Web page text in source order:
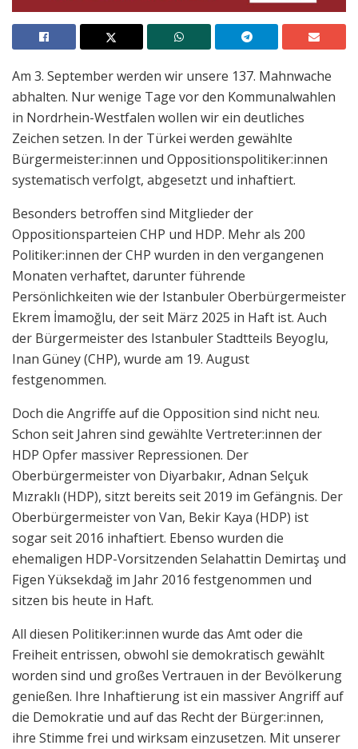
Am 3. September werden wir unsere 137. Mahnwache
abhalten. Nur wenige Tage vor den Kommunalwahlen
in Nordrhein-Westfalen wollen wir ein deutliches
Zeichen setzen. In der Türkei werden gewählte
Bürgermeister:innen und Oppositionspolitiker:innen
systematisch verfolgt, abgesetzt und inhaftiert.
Besonders betroffen sind Mitglieder der
Oppositionsparteien CHP und HDP. Mehr als 200
Politiker:innen der CHP wurden in den vergangenen
Monaten verhaftet, darunter führende
Persönlichkeiten wie der Istanbuler Oberbürgermeister
Ekrem İmamoğlu, der seit März 2025 in Haft ist. Auch
der Bürgermeister des Istanbuler Stadtteils Beyoglu,
Inan Güney (CHP), wurde am 19. August
festgenommen.
Doch die Angriffe auf die Opposition sind nicht neu.
Schon seit Jahren sind gewählte Vertreter:innen der
HDP Opfer massiver Repressionen. Der
Oberbürgermeister von Diyarbakır, Adnan Selçuk
Mızraklı (HDP), sitzt bereits seit 2019 im Gefängnis. Der
Oberbürgermeister von Van, Bekir Kaya (HDP) ist
sogar seit 2016 inhaftiert. Ebenso wurden die
ehemaligen HDP-Vorsitzenden Selahattin Demirtaş und
Figen Yüksekdağ im Jahr 2016 festgenommen und
sitzen bis heute in Haft.
All diesen Politiker:innen wurde das Amt oder die
Freiheit entrissen, obwohl sie demokratisch gewählt
worden sind und großes Vertrauen in der Bevölkerung
genießen. Ihre Inhaftierung ist ein massiver Angriff auf
die Demokratie und auf das Recht der Bürger:innen,
ihre Stimme frei und wirksam einzusetzen. Mit unserer